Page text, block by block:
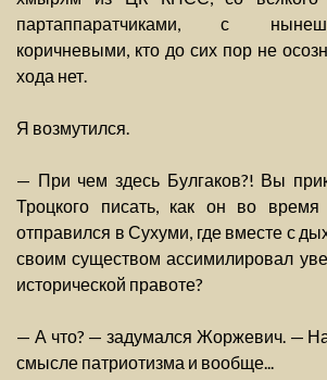
партаппаратчиками, с
коричневыми, кто до сих пор не
хода нет.
Я возмутился.
— При чем здесь Булгаков?! Вы
Троцкого писать, как он во
отправился в Сухуми, где вместе с
своим существом ассимилировал
исторической правоте?
— А что? — задумался Жоржевич. —
смысле патриотизма и вообще...